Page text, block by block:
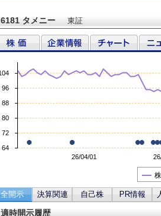
6181 タメニー 東証